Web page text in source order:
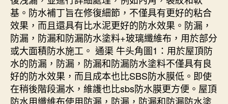
基。防水補丁旨在修復細節，不僅具有更好的粘合
效果，而且還具有比水泥更好的防水效果。防漏，
防漏，防漏和防漏防水塗料+玻璃纖維布，用於部分
或大面積防水施工。 通渠 牛头角圖1：用於屋頂防
水的防漏，防漏，防漏和防漏防水塗料不僅具有良
好的防水效果，而且成本也比SBS防水膜低。即使
在稍後階段漏水，維護也比sbs防水膜更方便。屋頂
防水用纖維布使用防漏，防漏，防漏和防漏防水塗